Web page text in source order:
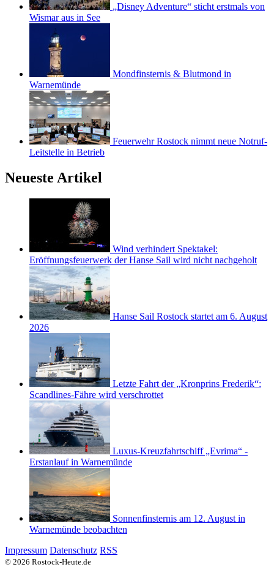
„Disney Adventure“ sticht erstmals von
Wismar aus in See
Mondfinsternis & Blutmond in
Warnemünde
Feuerwehr Rostock nimmt neue Notruf-
Leitstelle in Betrieb
Neueste Artikel
Wind verhindert Spektakel:
Eröffnungsfeuerwerk der Hanse Sail wird nicht nachgeholt
Hanse Sail Rostock startet am 6. August
2026
Letzte Fahrt der „Kronprins Frederik“:
Scandlines-Fähre wird verschrottet
Luxus-Kreuzfahrtschiff „Evrima“ -
Erstanlauf in Warnemünde
Sonnenfinsternis am 12. August in
Warnemünde beobachten
Impressum Datenschutz RSS
© 2026 Rostock-Heute.de